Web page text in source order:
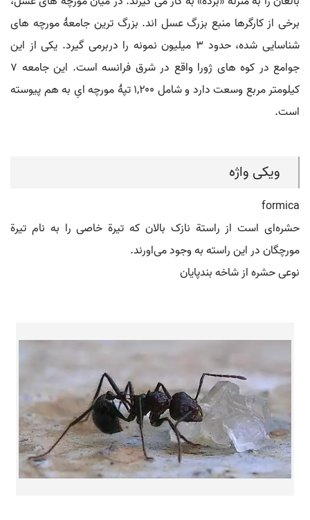
برخی از کارگرها منبع بزرگ عسل اند. بزرگ ترین جامعۀ مورچه های
شناسایی شده، حدود ۳ میلیون نمونه را دربرمی گیرد. یکی از این
جوامع در کوه های ژورا واقع در شرق فرانسه است. این جامعه ۷
کیلومتر مربع وسعت دارد و شامل ۱,۲۰۰ تپۀ مورچه ایِ به هم پیوسته
است.
ویکی واژه
formica
حشره‌ای است از راستة نازک بالان که تیرة خاصی را به نام تیرة
مورچگان در این راسته به وجود می‌اورند.
نوعی حشره از شاخه بندپایان